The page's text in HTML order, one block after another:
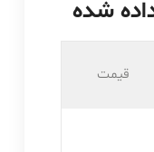
قیمت